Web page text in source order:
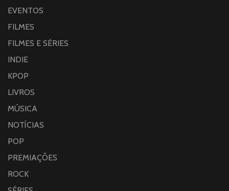
EVENTOS
FILMES
FILMES E SÉRIES
INDIE
KPOP
LIVROS
MÚSICA
NOTÍCIAS
POP
PREMIAÇÕES
ROCK